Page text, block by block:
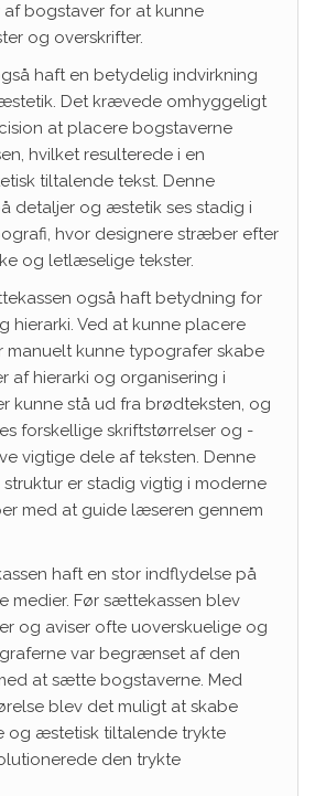
bogstaver for at kunne
og overskrifter.
haft en betydelig indvirkning
Det krævede omhyggeligt
at placere bogstaverne
hvilket resulterede i en
tiltalende tekst. Denne
detaljer og æstetik ses stadig i
hvor designere stræber efter
og letlæselige tekster.
også haft betydning for
hierarki. Ved at kunne placere
manuelt kunne typografer skabe
af hierarki og organisering i
kunne stå ud fra brødteksten, og
forskellige skriftstørrelser og -
vigtige dele af teksten. Denne
er stadig vigtig i moderne
med at guide læseren gennem
haft en stor indflydelse på
medier. Før sættekassen blev
og aviser ofte uoverskuelige og
var begrænset af den
at sætte bogstaverne. Med
blev det muligt at skabe
og æstetisk tiltalende trykte
den trykte